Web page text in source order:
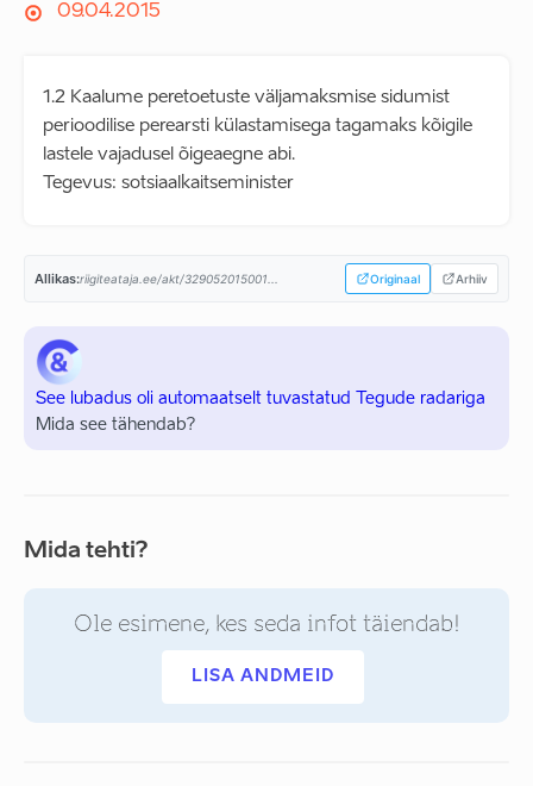
09.04.2015
1.2 Kaalume peretoetuste väljamaksmise sidumist
perioodilise perearsti külastamisega tagamaks kõigile
lastele vajadusel õigeaegne abi.
Tegevus: sotsiaalkaitseminister
Allikas:riigiteataja.ee/akt/329052015001... Originaal Arhiiv
See lubadus oli automaatselt tuvastatud Tegude radariga
Mida see tähendab?
Mida tehti?
Ole esimene, kes seda infot täiendab!
LISA ANDMEID